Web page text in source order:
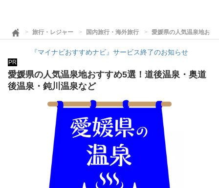
旅行・レジャー 国内旅行・海外旅行 愛媛県の人気温泉地おす
『マイナビおすすめナビ』サービス終了のお知らせ
PR
愛媛県の人気温泉地おすすめ5選！道後温泉・奥道
後温泉・鈍川温泉など